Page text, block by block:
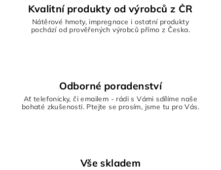
ý
p
i
Kvalitní produkty od výrobců z ČR
Nátěrové hmoty, impregnace i ostatní produkty
pochází od prověřených výrobců přímo z Česka.
Odborné poradenství
Ať telefonicky, či emailem - rádi s Vámi sdílíme naše
bohaté zkušenosti. Ptejte se prosím, jsme tu pro Vás.
Vše skladem